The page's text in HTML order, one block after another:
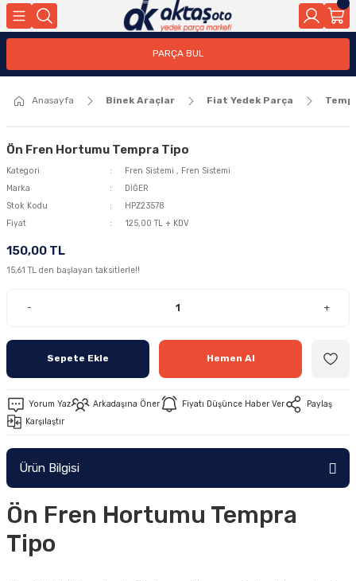
Geri Dön
Geri Dön
PARÇA BUL
Anasayfa Binek Araçlar Fiat Yedek Parça
Ön Fren Hortumu Tempra Tipo
Kategori Fren Sistemi , Fren Sistemi
Marka
DİĞER
Stok Kodu
HPZ23578
Fiyat
125,00 TL + KDV
150,00 TL
15,61 TL den başlayan taksitlerle!!
- +
Sepete Ekle Hemen Al
Yorum Yaz Arkadaşına Öner Fiyatı Düşünce Haber Ver
Paylaş
Karşılaştır
Ürün Bilgisi
Ön Fren Hortumu Tempra
Tipo